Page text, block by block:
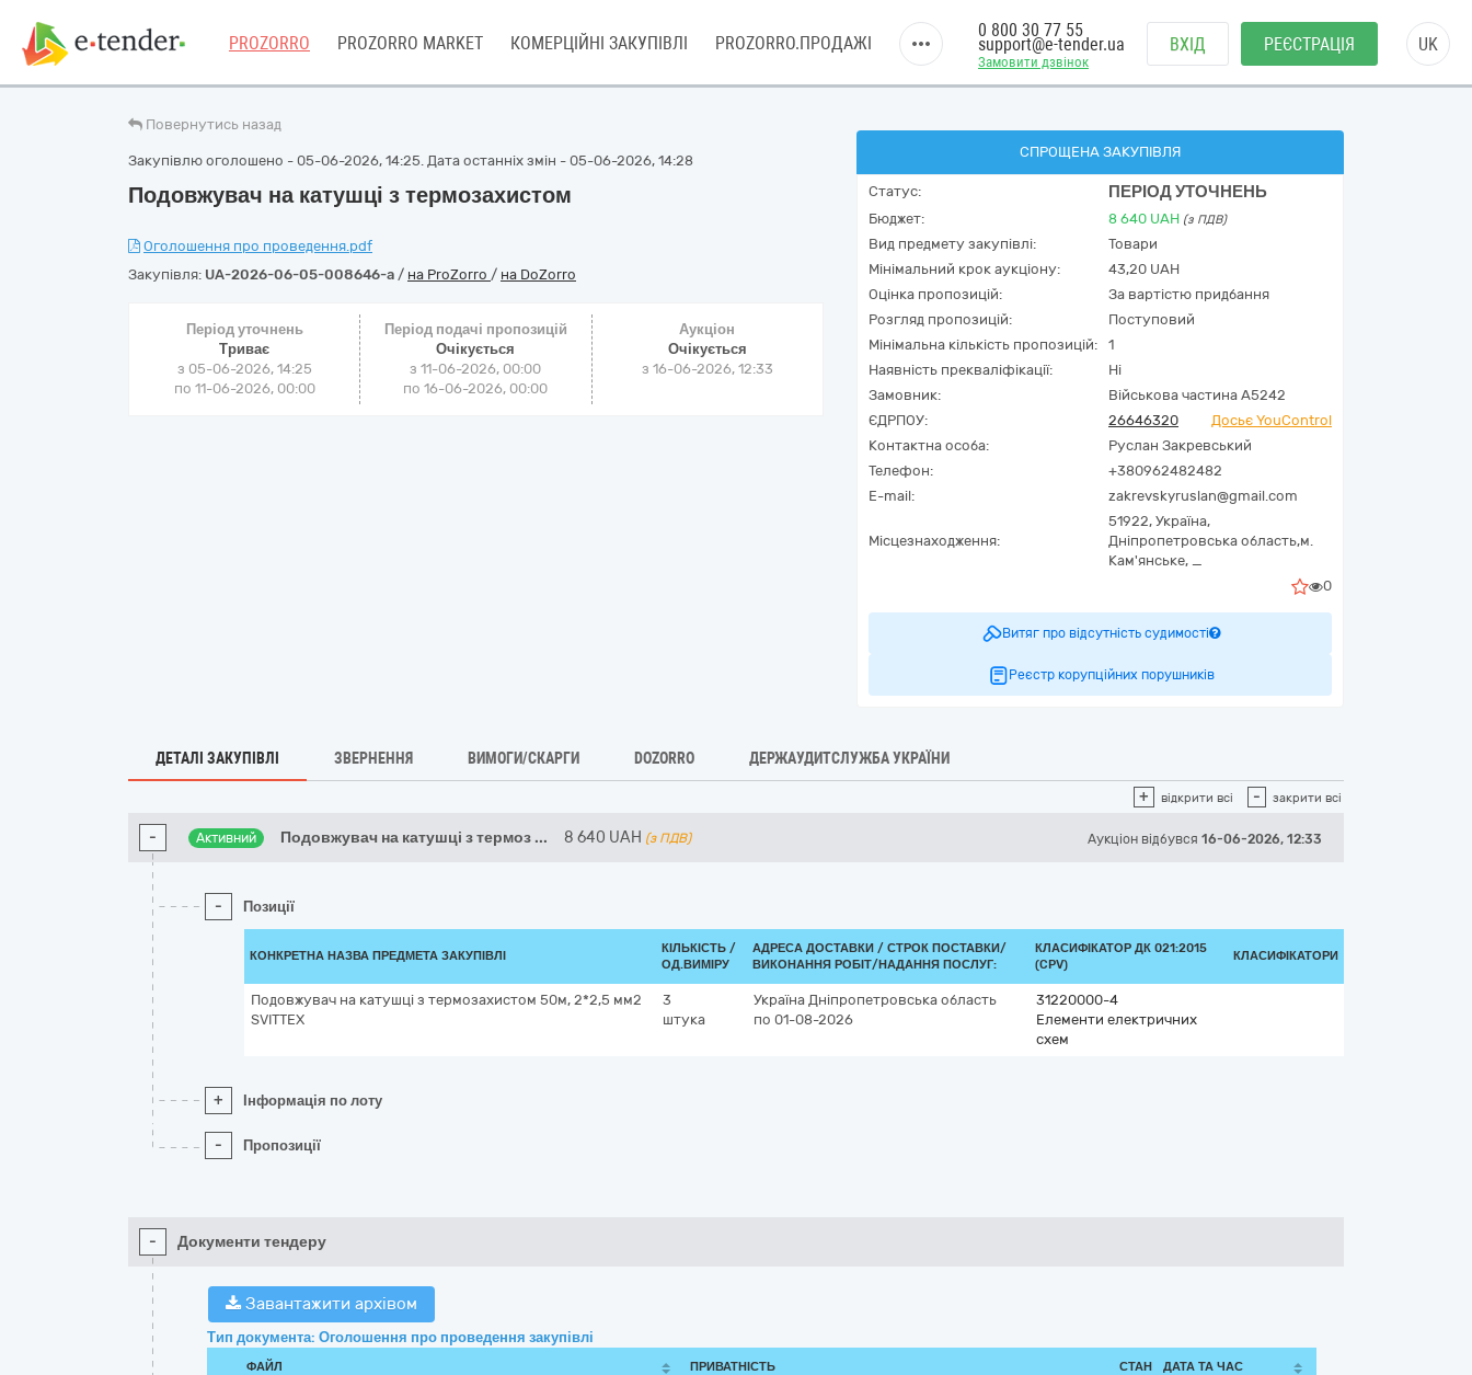
PROZORRO PROZORRO MARKET КОМЕРЦІЙНІ ЗАКУПІВЛІ PROZORRO.ПРОДАЖІ
Замовити дзвінок
0 800 30 77 55
support@e-tender.ua ВХІД РЕЄСТРАЦІЯ UK
Повернутись назад
Закупівлю оголошено - 05-06-2026, 14:25. Дата останніх змін - 05-06-2026, 14:28
Подовжувач на катушці з термозахистом
Оголошення про проведення.pdf
Закупівля: UA-2026-06-05-008646-a / на ProZorro / на DoZorro
Період уточнень
Триває
з 05-06-2026, 14:25
по 11-06-2026, 00:00
Період подачі пропозицій
Очікується
з 11-06-2026, 00:00
по 16-06-2026, 00:00
Аукціон
Очікується
з 16-06-2026, 12:33
СПРОЩЕНА ЗАКУПІВЛЯ
Статус: ПЕРІОД УТОЧНЕНЬ
Бюджет: 8 640 UAH (з ПДВ)
Вид предмету закупівлі:
Товари
Мінімальний крок аукціону:
43,20 UAH
Оцінка пропозицій:
За вартістю придбання
Розгляд пропозицій:
Поступовий
Мінімальна кількість пропозицій:
1
Наявність прекваліфікації:
Ні
Замовник:
Військова частина А5242
ЄДРПОУ:
26646320
Досьє YouControl
Контактна особа:
Руслан Закревський
Телефон:
+380962482482
E-mail:
zakrevskyruslan@gmail.com
Місцезнаходження:
51922, Україна,
Дніпропетровська область,м.
Кам'янське, _
0
Витяг про відсутність судимості
Реєстр корупційних порушників
ДЕТАЛІ ЗАКУПІВЛІ ЗВЕРНЕННЯ ВИМОГИ/СКАРГИ DOZORRO ДЕРЖАУДИТСЛУЖБА УКРАЇНИ
+ відкрити всі - закрити всі
- Активний Подовжувач на катушці з термоз ... 8 640 UAH (з ПДВ) Аукціон відбувся 16-06-2026, 12:33
- Позиції
КОНКРЕТНА НАЗВА ПРЕДМЕТА ЗАКУПІВЛІ
КІЛЬКІСТЬ /
ОД.ВИМІРУ
АДРЕСА ДОСТАВКИ / СТРОК ПОСТАВКИ/
ВИКОНАННЯ РОБІТ/НАДАННЯ ПОСЛУГ:
КЛАСИФІКАТОР ДК 021:2015
(CPV)
КЛАСИФІКАТОРИ
Подовжувач на катушці з термозахистом 50м, 2*2,5 мм2
SVITTEX
3
штука
Україна Дніпропетровська область
по 01-08-2026
31220000-4
Елементи електричних
схем
+ Інформація по лоту
- Пропозиції
- Документи тендеру
Завантажити архівом
Тип документа: Оголошення про проведення закупівлі
ФАЙЛ ПРИВАТНІСТЬ СТАН ДАТА ТА ЧАС